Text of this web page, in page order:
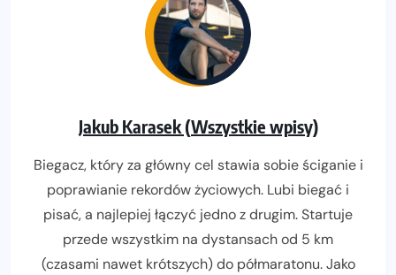
Jakub Karasek (Wszystkie wpisy)
Biegacz, który za główny cel stawia sobie ściganie i
poprawianie rekordów życiowych. Lubi biegać i
pisać, a najlepiej łączyć jedno z drugim. Startuje
przede wszystkim na dystansach od 5 km
(czasami nawet krótszych) do półmaratonu. Jako